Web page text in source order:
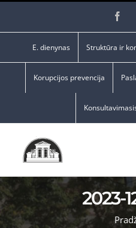
E. dienynas Struktūra ir
Korupcijos prevencija
2023-